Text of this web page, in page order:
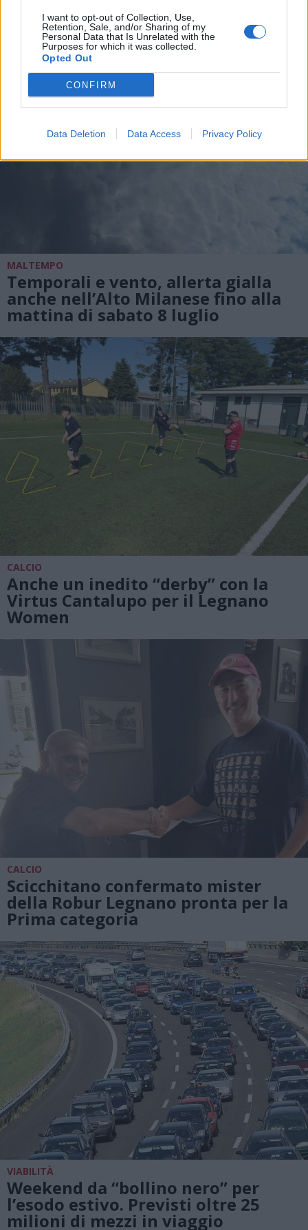
I want to opt-out of Collection, Use,
Retention, Sale, and/or Sharing of my
Personal Data that Is Unrelated with the
Purposes for which it was collected.
Opted Out
CONFIRM
Data Deletion Data Access Privacy Policy
ALTRE NOTIZIE DI LEGNANO
MALTEMPO
Temporali e vento, allerta gialla
anche nell’Alto Milanese fino alla
mattina di sabato 8 luglio
CALCIO
Anche un inedito “derby” con la
Virtus Cantalupo per il Legnano
Women
CALCIO
Scicchitano confermato mister
della Robur Legnano pronta per la
Prima categoria
VIABILITÀ
Weekend da “bollino nero” per
l’esodo estivo. Previsti oltre 25
milioni di mezzi in viaggio